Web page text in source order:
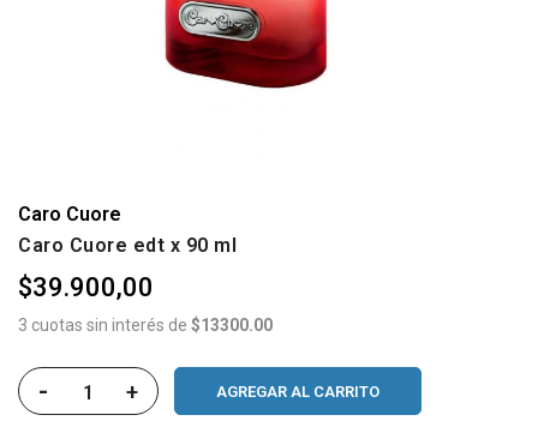
Caro Cuore
Caro Cuore edt x 90 ml
$39.900,00
3 cuotas sin interés de $13300.00
- + AGREGAR AL CARRITO